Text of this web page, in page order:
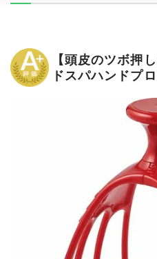
【頭皮のツボ押
ドスパハンドプ